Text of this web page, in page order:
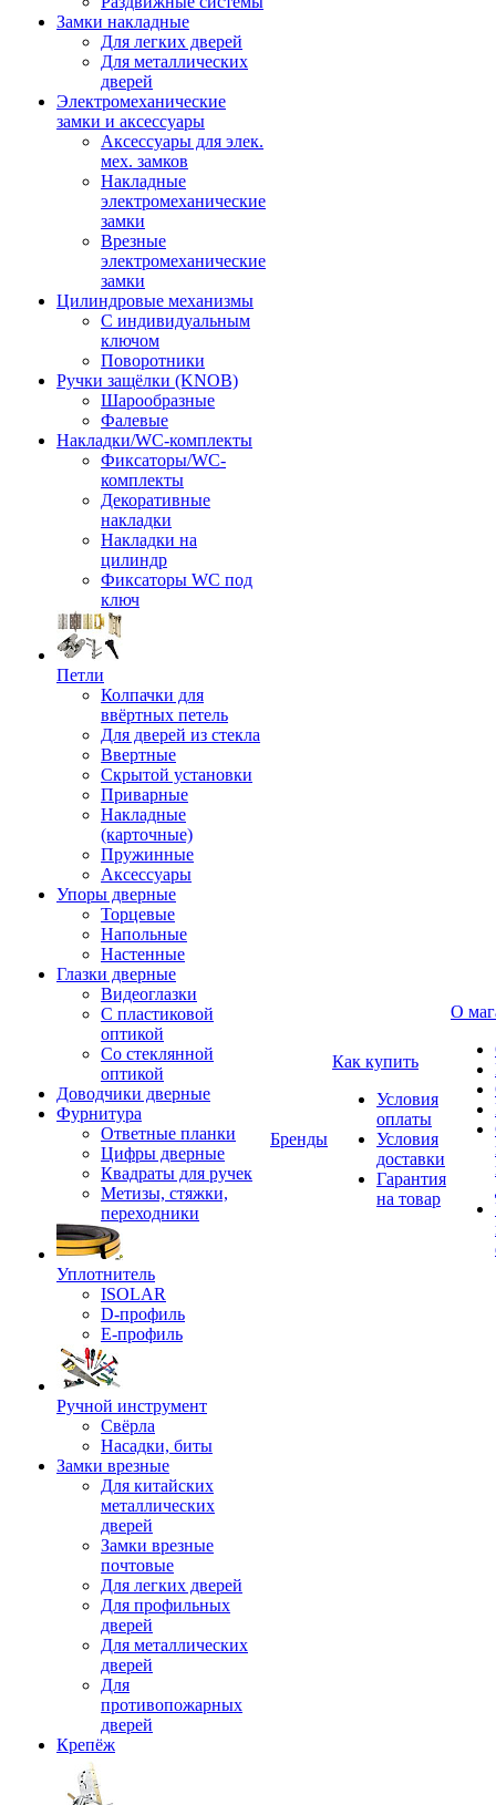
Замки накладные
Для легких дверей
Для металлических
дверей
Электромеханические
замки и аксессуары
Аксессуары для элек.
мех. замков
Накладные
электромеханические
замки
Врезные
электромеханические
замки
Цилиндровые механизмы
С индивидуальным
ключом
Поворотники
Ручки защёлки (KNOB)
Шарообразные
Фалевые
Накладки/WC-комплекты
Фиксаторы/WC-
комплекты
Декоративные
накладки
Накладки на
цилиндр
Фиксаторы WC под
ключ
Петли
Колпачки для
ввёртных петель
Для дверей из стекла
Ввертные
Скрытой установки
Приварные
Накладные
(карточные)
Пружинные
Аксессуары
Упоры дверные
Торцевые
Напольные
Настенные
Глазки дверные
Видеоглазки
С пластиковой
оптикой
Со стеклянной
оптикой
Доводчики дверные
Фурнитура
Ответные планки
Цифры дверные
Квадраты для ручек
Метизы, стяжки,
переходники
Уплотнитель
ISOLAR
D-профиль
Е-профиль
Ручной инструмент
Свёрла
Насадки, биты
Замки врезные
Для китайских
металлических
дверей
Замки врезные
почтовые
Для легких дверей
Для профильных
дверей
Для металлических
дверей
Для
противопожарных
дверей
Крепёж
Бренды
Как купить
Условия
оплаты
Условия
доставки
Гарантия
на товар
О